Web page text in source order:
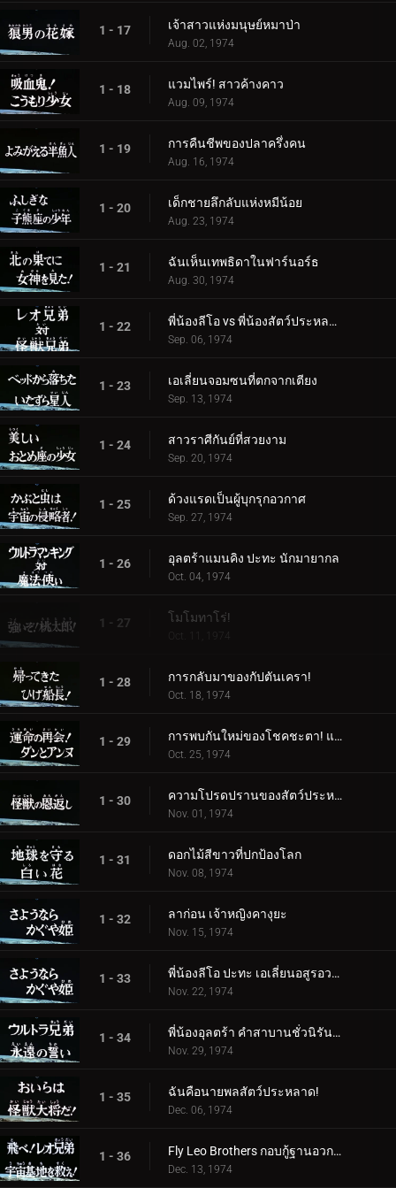
1 - 17 เจ้าสาวแห่งมนุษย์หมาป่า
Aug. 02, 1974
1 - 18 แวมไพร์! สาวค้างคาว
Aug. 09, 1974
1 - 19 การคืนชีพของปลาครึ่งคน
Aug. 16, 1974
1 - 20 เด็กชายลึกลับแห่งหมีน้อย
Aug. 23, 1974
1 - 21 ฉันเห็นเทพธิดาในฟาร์นอร์ธ
Aug. 30, 1974
1 - 22 พี่น้องลีโอ vs พี่น้องสัตว์ประหลาด
Sep. 06, 1974
1 - 23 เอเลี่ยนจอมซนที่ตกจากเตียง
Sep. 13, 1974
1 - 24 สาวราศีกันย์ที่สวยงาม
Sep. 20, 1974
1 - 25 ด้วงแรดเป็นผู้บุกรุกอวกาศ
Sep. 27, 1974
1 - 26 อุลตร้าแมนคิง ปะทะ นักมายากล
Oct. 04, 1974
1 - 27 โมโมทาโร่!
Oct. 11, 1974
1 - 28 การกลับมาของกัปตันเครา!
Oct. 18, 1974
1 - 29 การพบกันใหม่ของโชคชะตา! แดนและแอนน์
Oct. 25, 1974
1 - 30 ความโปรดปรานของสัตว์ประหลาด
Nov. 01, 1974
1 - 31 ดอกไม้สีขาวที่ปกป้องโลก
Nov. 08, 1974
1 - 32 ลาก่อน เจ้าหญิงคางุยะ
Nov. 15, 1974
1 - 33 พี่น้องลีโอ ปะทะ เอเลี่ยนอสูรอวกาศ
Nov. 22, 1974
1 - 34 พี่น้องอุลตร้า คำสาบานชั่วนิรันดร์
Nov. 29, 1974
1 - 35 ฉันคือนายพลสัตว์ประหลาด!
Dec. 06, 1974
1 - 36 Fly Leo Brothers กอบกู้ฐานอวกาศ!
Dec. 13, 1974